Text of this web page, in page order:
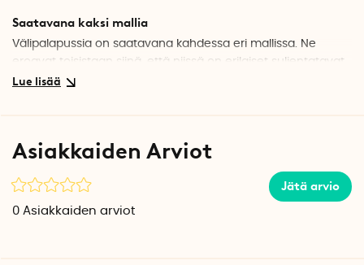
Saatavana kaksi mallia
Välipalapussia on saatavana kahdessa eri mallissa. Ne
eroavat toisistaan siinä, että niissä on erilaiset suljentatavat.
Toisessa mallissa on tarranauhalla suljettava kansi ja toinen
Molempiin malleihin mahtuu 4 kpl tennispalloja (ja vähän
Eväspussi, Tarranauha
Asiakkaiden Arviot
Jätä arvio
0 Asiakkaiden arviot